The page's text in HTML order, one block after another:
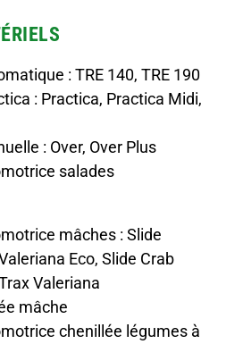
: TRE 140, TRE 190
: Practica, Practica Midi,
: Over, Over Plus
salades
mâches : Slide
Eco, Slide Crab
Valeriana
mâche
chenillée légumes à